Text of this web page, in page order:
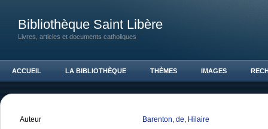
Bibliothèque Saint Libère
Livres, articles et documents catholiques
ACCUEIL LA BIBLIOTHÈQUE THÈMES IMAGES
Auteur
Barenton, de, Hilaire